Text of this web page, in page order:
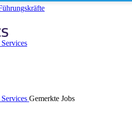
Services
Services Gemerkte Jobs